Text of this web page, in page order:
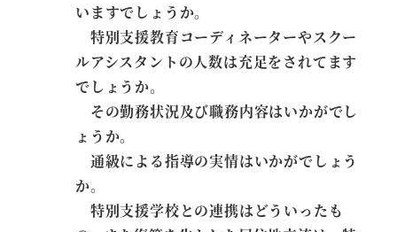
いますでしょうか。
特別支援教育コーディネーターやスクー
ルアシスタントの人数は充足をされてます
でしょうか。
その勤務状況及び職務内容はいかがでし
ょうか。
通級による指導の実情はいかがでしょう
か。
特別支援学校との連携はどういったも